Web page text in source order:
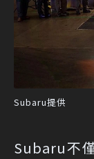
Subaru提供
Subaru不